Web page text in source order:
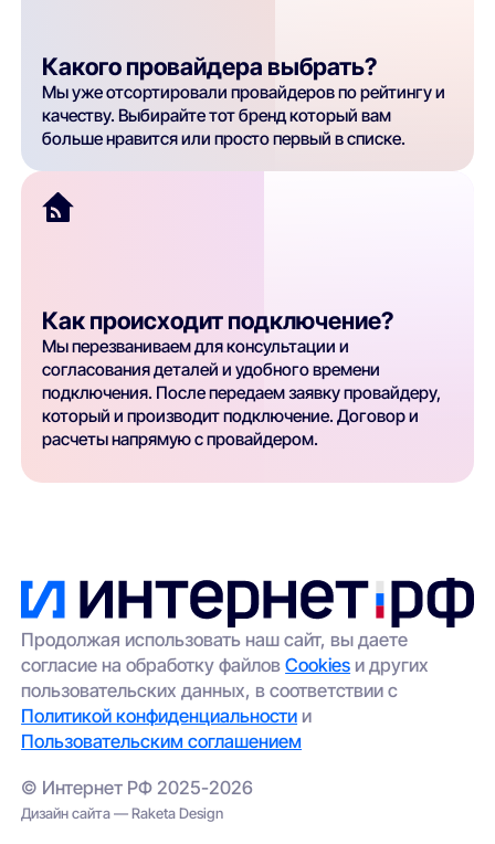
Какого провайдера выбрать?
Мы уже отсортировали провайдеров по рейтингу и
качеству. Выбирайте тот бренд который вам
больше нравится или просто первый в списке.
Как происходит подключение?
Мы перезваниваем для консультации и
согласования деталей и удобного времени
подключения. После передаем заявку провайдеру,
который и производит подключение. Договор и
расчеты напрямую с провайдером.
Продолжая использовать наш сайт, вы даете
согласие на обработку файловCookies и других
пользовательских данных, в соответствии с
Политикой конфиденциальности и
Пользовательским соглашением
© Интернет РФ 2025-2026
Дизайн сайта — Raketa Design